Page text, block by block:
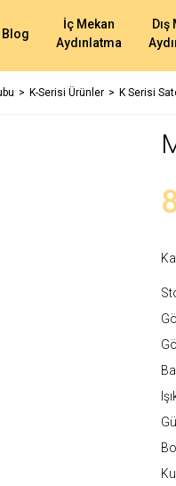
Blog
İç Mekan
Aydınlatma
Dış
K-Serisi Ürünler K Serisi